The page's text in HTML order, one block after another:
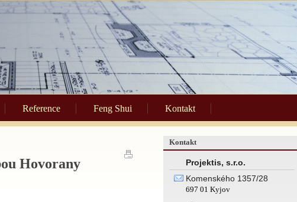
Reference Feng Shui Kontakt
Kontakt
Projektis, s.r.o.
Komenského 1357/28
697 01 Kyjov
Hovorany